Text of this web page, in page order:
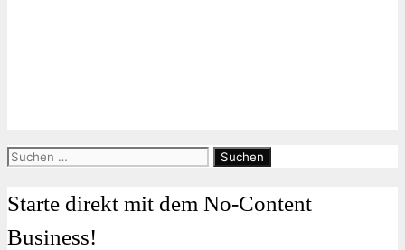
Suchen
Starte direkt mit dem No-Content
Business!